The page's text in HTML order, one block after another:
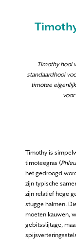
Timothy hooi
standaardhooi
timotee
Timothy is
timoteegras (
het gedroogd
zijn typische
zijn relatief hoge
stugge halmen.
moeten kauwen,
gebitsslijtage,